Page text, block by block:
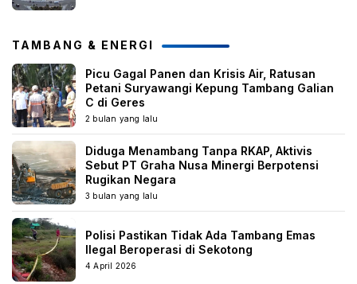
TAMBANG & ENERGI
Picu Gagal Panen dan Krisis Air, Ratusan
Petani Suryawangi Kepung Tambang Galian
C di Geres
2 bulan yang lalu
Diduga Menambang Tanpa RKAP, Aktivis
Sebut PT Graha Nusa Minergi Berpotensi
Rugikan Negara
3 bulan yang lalu
Polisi Pastikan Tidak Ada Tambang Emas
Ilegal Beroperasi di Sekotong
4 April 2026